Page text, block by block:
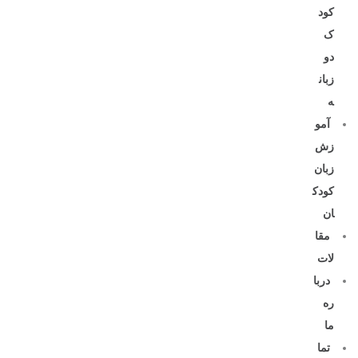
کود
ک
دو
زبان
ه
آمو
زش
زبان
کودک
ان
مقا
لات
دربا
ره
ما
تما